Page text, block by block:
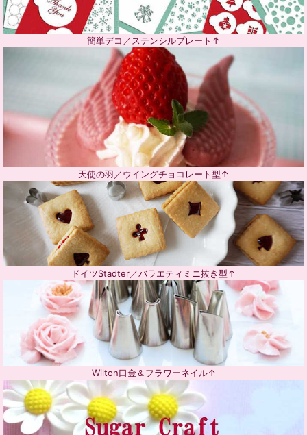
簡単デコ／ステンシルプレート↑
天使の羽／ウイングチョコレート型↑
ドイツStadter／バラエティミニ抜き型↑
Wilton口金＆フラワーネイル↑